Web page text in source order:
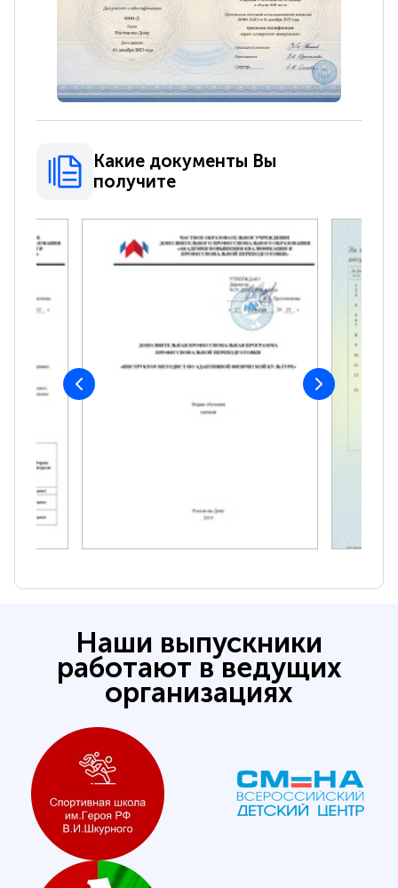
Какие документы Вы
получите
Наши выпускники
работают в ведущих
организациях